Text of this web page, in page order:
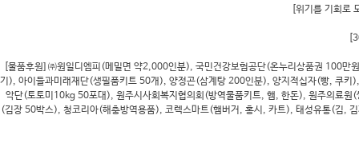
[위기를 기회로
[물품후원] ㈜원일디엠피(메밀면 약2,000인분), 국민건강보험공단(온누리상품권 100
기), 아이들과미래재단(생필품키트 50개), 양정곤(삼계탕 200인분), 양지적십자(빵, 쿠
악단(토토미10kg 50포대), 원주시사회복지협의회(방역물품키트, 햄, 한돈), 원주의료
(김장 50박스), 청코리아(해충방역용품), 코렉스마트(햄버거, 홍시, 카트), 태성유통(김,